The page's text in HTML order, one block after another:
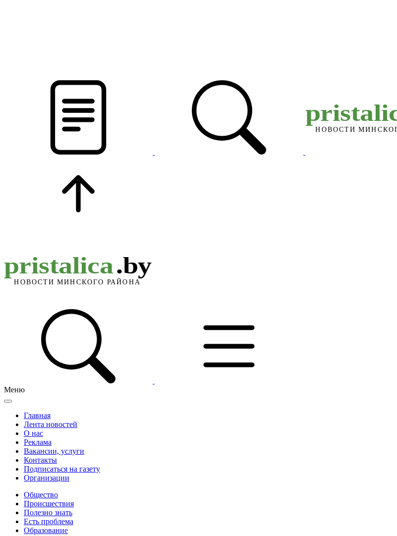
Меню
Главная
Лента новостей
О нас
Реклама
Вакансии, услуги
Контакты
Подписаться на газету
Организации
Общество
Происшествия
Полезно знать
Есть проблема
Образование